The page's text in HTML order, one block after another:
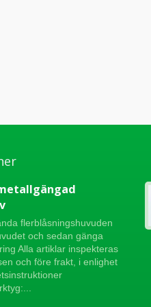
flerblåsningshuvuden
och sedan gänga
Alla artiklar inspekteras
och före frakt, i enlighet